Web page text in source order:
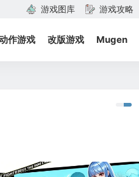
游戏图库 游戏攻略
作游戏 改版游戏 Mugen